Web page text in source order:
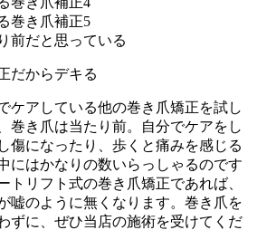
だからデキる
他の巻き爪矯正を試し
巻き爪は当たり前。自分でケアをし
傷になったり、歩くと痛みを感じる
にはかなりの数いらっしゃるのです
トリフト式の巻き爪矯正であれば、
嘘のように無くなります。巻き爪を
ずに、ぜひ当店の施術を受けてくだ